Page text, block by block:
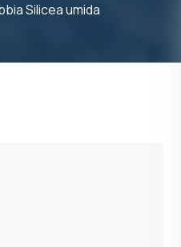
Silicea umida